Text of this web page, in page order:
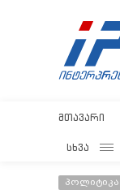
ᲛᲗᲐᲕᲐᲠᲘ
ᲡᲮᲕᲐ
პოლიტიკა